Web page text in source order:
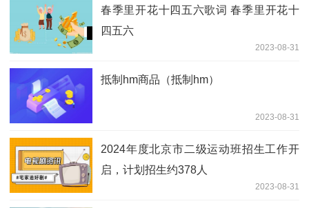
春季里开花十四五六歌词 春季里开花十
四五六
2023-08-31
抵制hm商品（抵制hm）
2023-08-31
2024年度北京市二级运动班招生工作开
启，计划招生约378人
2023-08-31